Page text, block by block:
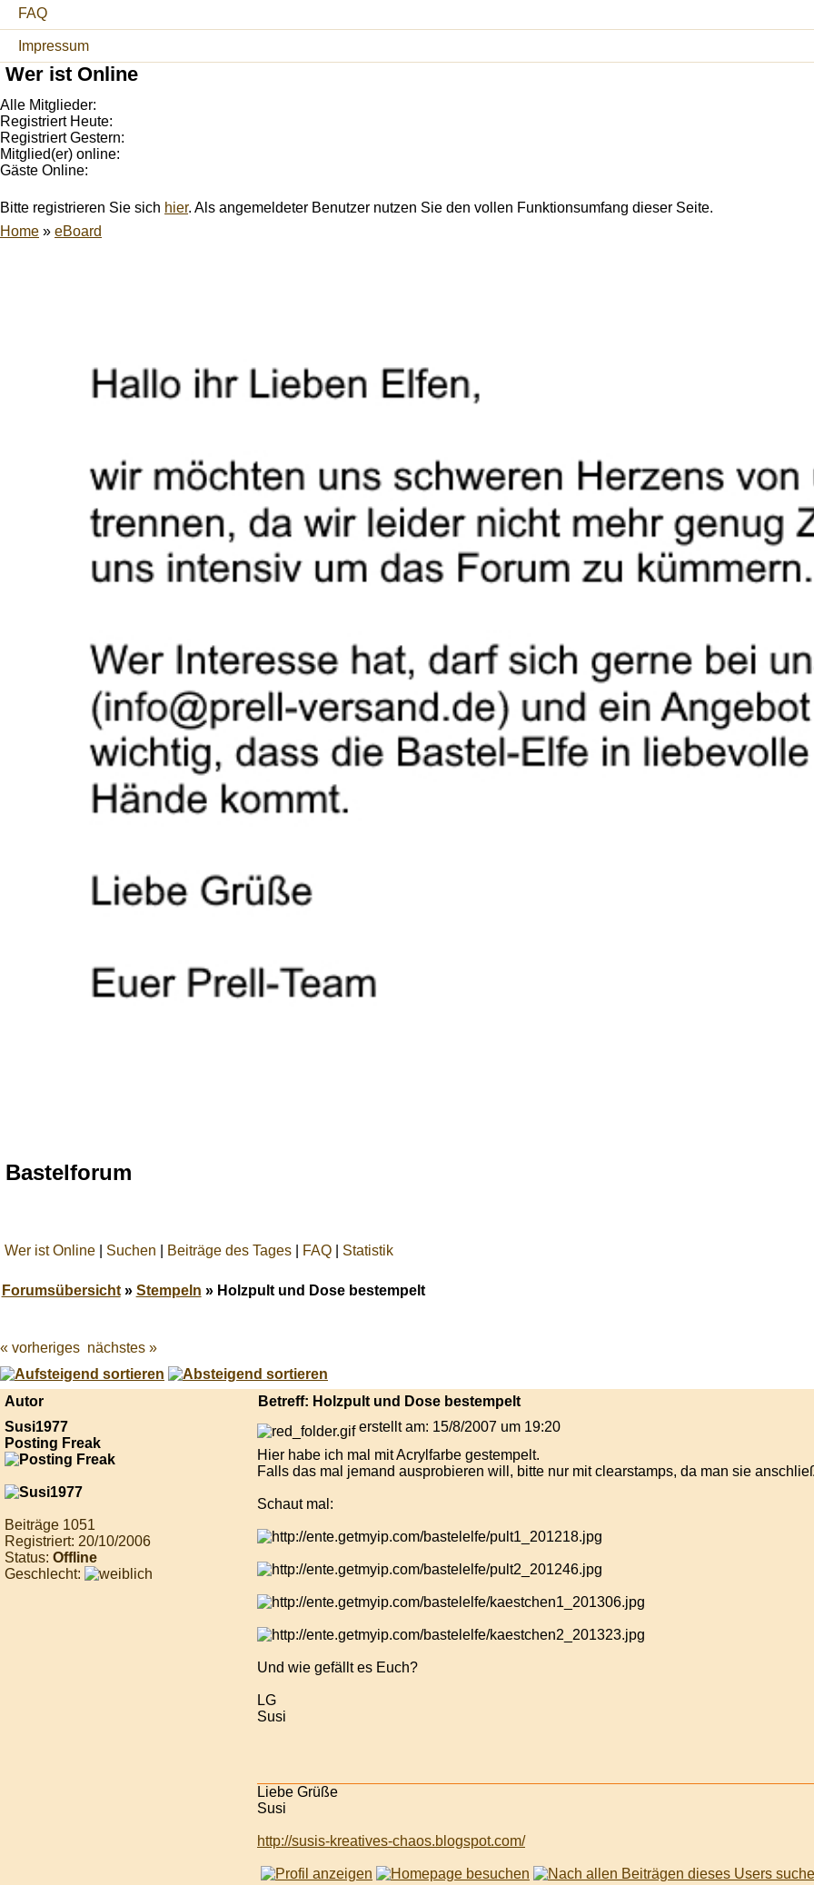
FAQ
Impressum
Wer ist Online
Alle Mitglieder:
Registriert Heute:
Registriert Gestern:
Mitglied(er) online:
Gäste Online:
Bitte registrieren Sie sich hier. Als angemeldeter Benutzer nutzen Sie den vollen Funktionsumfang dieser Seite.
Home » eBoard
Bastelforum
Wer ist Online Suchen Beiträge des Tages FAQ Statistik
Forumsübersicht» Stempeln » Holzpult und Dose bestempelt
Best
online
live
casino
« vorheriges nächstes »
Autor
Betreff: Holzpult und Dose bestempelt
Susi1977
Posting Freak
Beiträge 1051
Registriert: 20/10/2006
Status: Offline
Geschlecht:
erstellt am: 15/8/2007 um 19:20
Hier habe ich mal mit Acrylfarbe gestempelt.
Falls das mal jemand ausprobieren will, bitte nur mit clearstamps, da man sie
Schaut mal:
Und wie gefällt es Euch?
LG
Susi
Liebe Grüße
Susi
http://susis-kreatives-chaos.blogspot.com/